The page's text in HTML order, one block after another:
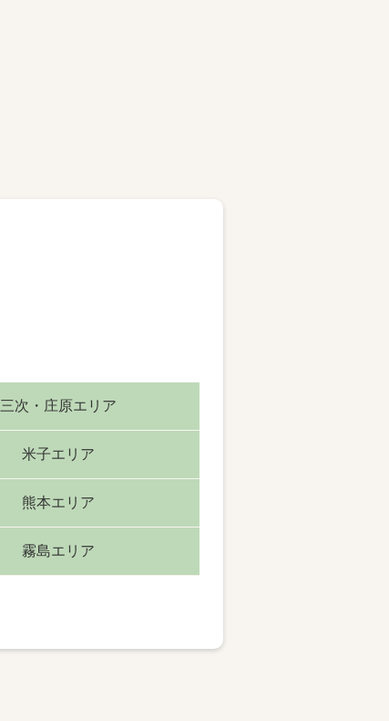
三次・庄原エリア
米子エリア
熊本エリア
霧島エリア